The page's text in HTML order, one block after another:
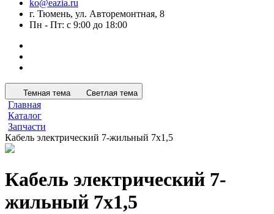
ko@eazia.ru
г. Тюмень, ул. Авторемонтная, 8
Пн - Пт: с 9:00 до 18:00
Темная тема Светлая тема
Главная
Каталог
Запчасти
Кабель электрический 7-жильный 7x1,5
Кабель электрический 7-
жильный 7x1,5